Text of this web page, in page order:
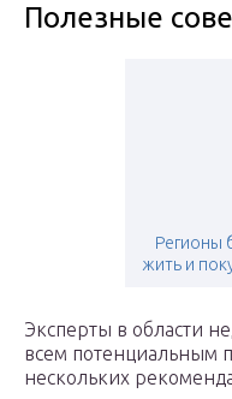
Полезные
Регионы
жить и
Эксперты в области
всем потенциальным
нескольких